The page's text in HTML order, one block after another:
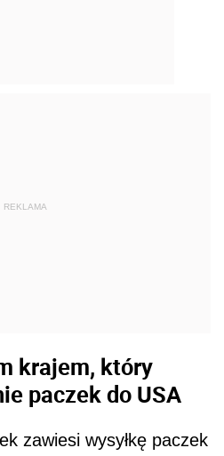
REKLAMA
krajem, który
paczek do USA
zawiesi wysyłkę paczek